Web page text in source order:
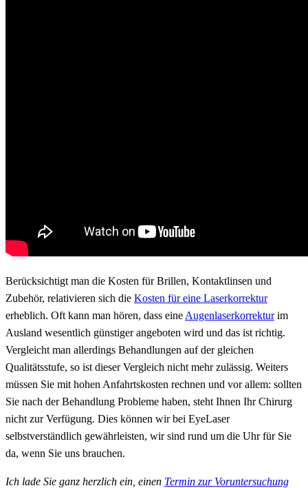
Berücksichtigt man die Kosten für Brillen, Kontaktlinsen und
Zubehör, relativieren sich die Kosten für eine Laserkorrektur
erheblich. Oft kann man hören, dass eine Augenlaserkorrekturim
Ausland wesentlich günstiger angeboten wird und das ist richtig.
Vergleicht man allerdings Behandlungen auf der gleichen
Qualitätsstufe, so ist dieser Vergleich nicht mehr zulässig. Weiters
müssen Sie mit hohen Anfahrtskosten rechnen und vor allem: sollten
Sie nach der Behandlung Probleme haben, steht Ihnen Ihr Chirurg
nicht zur Verfügung. Dies können wir bei EyeLaser
selbstverständlich gewährleisten, wir sind rund um die Uhr für Sie
da, wenn Sie uns brauchen.
Ich lade Sie ganz herzlich ein, einen Termin zur Voruntersuchung